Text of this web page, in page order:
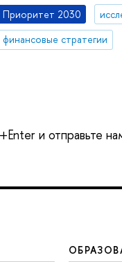
Приоритет 2030
финансовые стратегии
и отправьте